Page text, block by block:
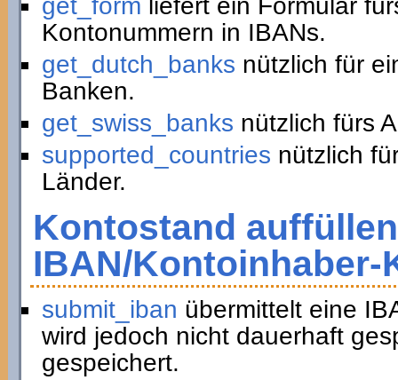
get_form liefert ein Formular
Kontonummern in IBANs.
get_dutch_banks nützlich für
Banken.
get_swiss_banks nützlich fürs
supported_countries nützlich
Länder.
Kontostand
IBAN/Kontoinhaber-
submit_iban übermittelt eine
wird jedoch nicht dauerhaft
gespeichert.